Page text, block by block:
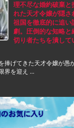
理不尽な婚約破棄と
れた天才令嬢が隠さ
祖国を徹底的に追い
劇。圧倒的な知略
切り者たちを潰して
捧げてきた天才令嬢が愚
界を迎え ...